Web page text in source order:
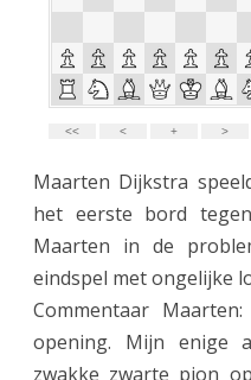
Maarten Dijkstra
het eerste bord
Maarten in de
eindspel met ongelijke
Commentaar
opening. Mijn enige
zwakke zwarte pion